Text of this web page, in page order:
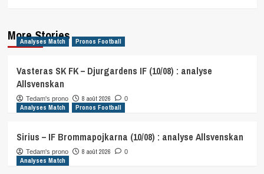
More Stories
Analyses Match Pronos Football
Vasteras SK FK – Djurgardens IF (10/08) : analyse
Allsvenskan
Tedam's prono 8 août 2026 0
Analyses Match Pronos Football
Sirius – IF Brommapojkarna (10/08) : analyse Allsvenskan
Tedam's prono 8 août 2026 0
Analyses Match